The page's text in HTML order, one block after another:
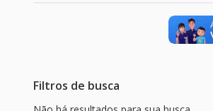
Filtros de busca